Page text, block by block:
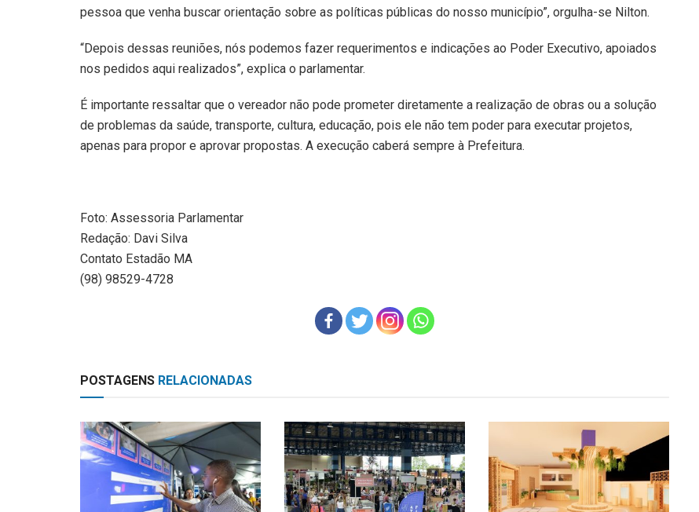
pessoa que venha buscar orientação sobre as políticas públicas do nosso município”, orgulha-se Nilton.
“Depois dessas reuniões, nós podemos fazer requerimentos e indicações ao Poder Executivo, apoiados
nos pedidos aqui realizados”, explica o parlamentar.
É importante ressaltar que o vereador não pode prometer diretamente a realização de obras ou a solução
de problemas da saúde, transporte, cultura, educação, pois ele não tem poder para executar projetos,
apenas para propor e aprovar propostas. A execução caberá sempre à Prefeitura.
Foto: Assessoria Parlamentar
Redação: Davi Silva
Contato Estadão MA
(98) 98529-4728
POSTAGENS RELACIONADAS